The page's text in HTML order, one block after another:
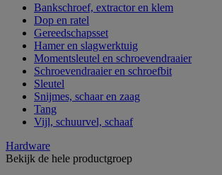
Bankschroef, extractor en klem
Dop en ratel
Gereedschapsset
Hamer en slagwerktuig
Momentsleutel en schroevendraaier
Schroevendraaier en schroefbit
Sleutel
Snijmes, schaar en zaag
Tang
Vijl, schuurvel, schaaf
Hardware
Bekijk de hele productgroep